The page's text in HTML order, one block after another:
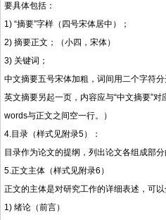
要具体包括：
1) “摘要”字样（四号宋体居中）；
2) 摘要正文；（小四，宋体）
3) 关键词；
中文摘要五号宋体加粗，词间用二个字符
英文摘要另起一页，内容应与“中文摘要”对
words与正文之间空一行。）
4.目录（样式见附录5）：
目录作为论文的提纲，列出论文各组成部
5.正文主体（样式见附录6）
正文的主体是对研究工作的详细表述，可以
1) 绪论（前言）